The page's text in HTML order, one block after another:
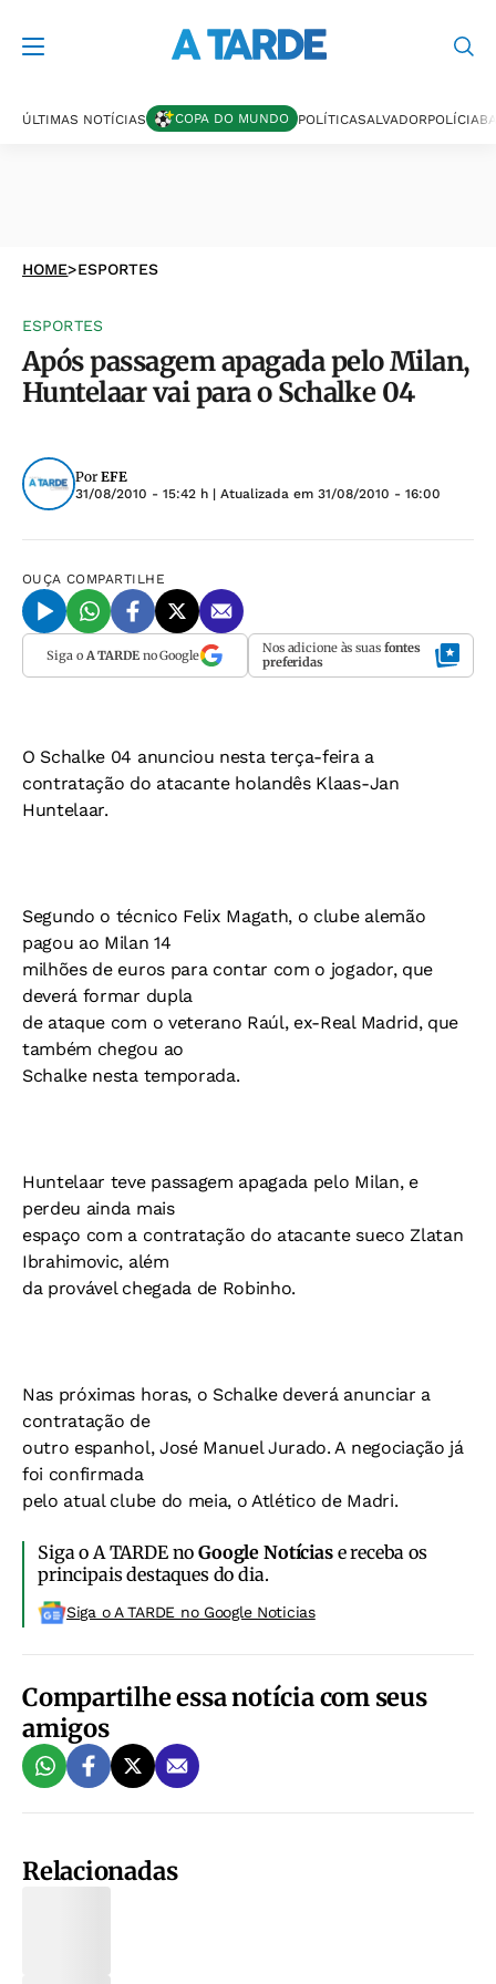
ÚLTIMAS NOTÍCIAS COPA DO MUNDO POLÍTICASALVADORPOLÍCIA
HOME>ESPORTES
ESPORTES
Após passagem apagada pelo Milan,
Huntelaar vai para o Schalke 04
Por EFE
31/08/2010 - 15:42 h | Atualizada em 31/08/2010 - 16:00
OUÇA COMPARTILHE
Siga o A TARDEno Google Nos adicione às suas fontes
preferidas
O Schalke 04 anunciou nesta terça-feira a
contratação do atacante holandês Klaas-Jan
Huntelaar.
Segundo o técnico Felix Magath, o clube alemão
pagou ao Milan 14
milhões de euros para contar com o jogador, que
deverá formar dupla
de ataque com o veterano Raúl, ex-Real Madrid, que
também chegou ao
Schalke nesta temporada.
Huntelaar teve passagem apagada pelo Milan, e
perdeu ainda mais
espaço com a contratação do atacante sueco Zlatan
Ibrahimovic, além
da provável chegada de Robinho.
Nas próximas horas, o Schalke deverá anunciar a
contratação de
outro espanhol, José Manuel Jurado. A negociação já
foi confirmada
pelo atual clube do meia, o Atlético de Madri.
Siga o A TARDE noGoogle Notíciase receba os
principais destaques do dia.
Siga o A TARDE no Google Noticias
Compartilhe essa notícia com seus
amigos
Relacionadas